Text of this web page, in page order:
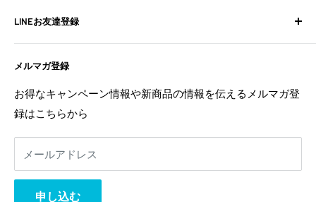
フォトギャラリー
よくある質問
お問い合わせ
利用規約
返金ポリシー
お問い合わせ
配送ポリシー
特定商取引法に基づく表記
返金ポリシー
プライバシーポリシー
利用規約
事業者様へ
相互リンク
メルマガ登録
お得なキャンペーン情報や新商品の情報を伝えるメルマガ登
録はこちらから
メールアドレス
申し込む
LINEお友達登録